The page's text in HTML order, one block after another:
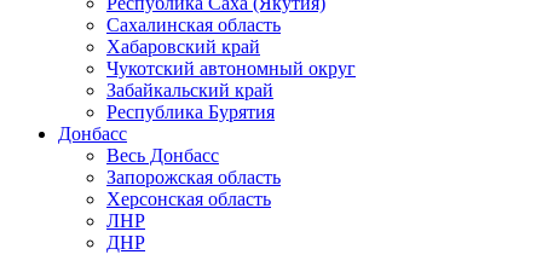
Сахалинская область
Хабаровский край
Чукотский автономный округ
Забайкальский край
Республика Бурятия
Донбасс
Весь Донбасс
Запорожская область
Херсонская область
ЛНР
ДНР